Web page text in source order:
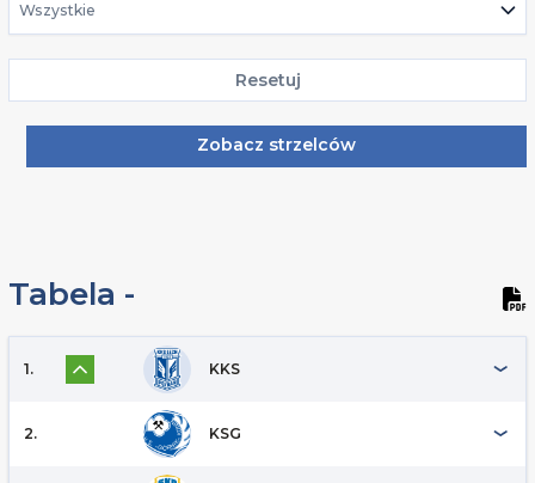
Wszystkie
Resetuj
Zobacz strzelców
Tabela -
1. KKS
2. KSG